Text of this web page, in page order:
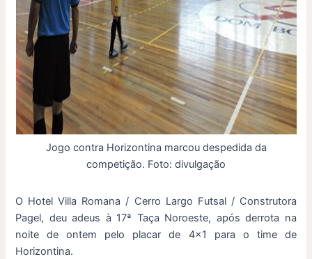
Jogo contra Horizontina marcou despedida da
competição. Foto: divulgação
O Hotel Villa Romana / Cerro Largo Futsal / Construtora
Pagel, deu adeus à 17ª Taça Noroeste, após derrota na
noite de ontem pelo placar de 4×1 para o time de
Horizontina.